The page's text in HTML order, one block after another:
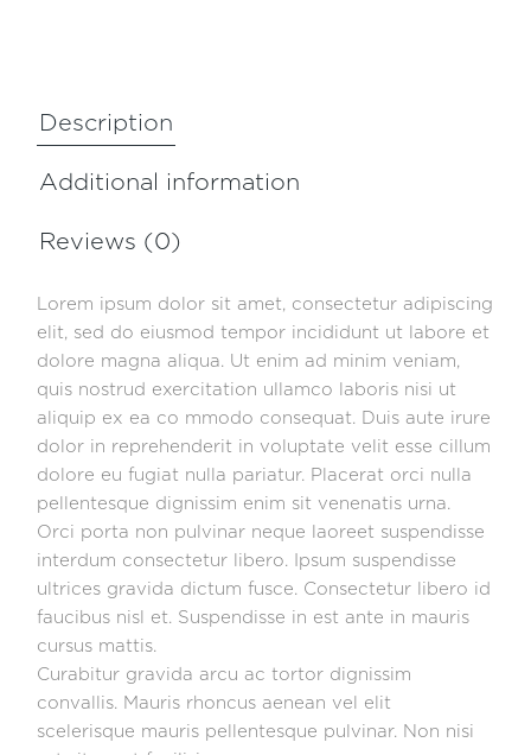
Description
Additional information
Reviews (0)
Lorem ipsum dolor sit amet, consectetur adipiscing
elit, sed do eiusmod tempor incididunt ut labore et
dolore magna aliqua. Ut enim ad minim veniam,
quis nostrud exercitation ullamco laboris nisi ut
aliquip ex ea co mmodo consequat. Duis aute irure
dolor in reprehenderit in voluptate velit esse cillum
dolore eu fugiat nulla pariatur. Placerat orci nulla
pellentesque dignissim enim sit venenatis urna.
Orci porta non pulvinar neque laoreet suspendisse
interdum consectetur libero. Ipsum suspendisse
ultrices gravida dictum fusce. Consectetur libero id
faucibus nisl et. Suspendisse in est ante in mauris
cursus mattis.
Curabitur gravida arcu ac tortor dignissim
convallis. Mauris rhoncus aenean vel elit
scelerisque mauris pellentesque pulvinar. Non nisi